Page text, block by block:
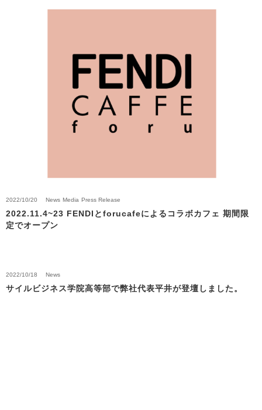
2022/10/20 News Media Press Release
2022.11.4~23 FENDIとforucafeによるコラボカフェ 期間限
定でオープン
2022/10/18 News
サイルビジネス学院高等部で弊社代表平井が登壇しました。